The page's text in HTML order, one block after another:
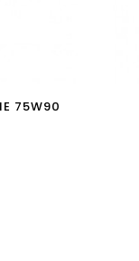
75W90